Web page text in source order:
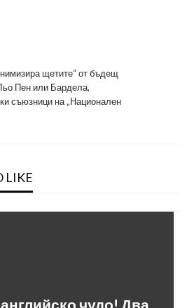
щетите“ от бъдещ
Пен или Бардела,
съюзници на „Национален
LIKE
чудо! Два